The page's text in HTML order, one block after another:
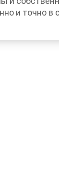
и точно в